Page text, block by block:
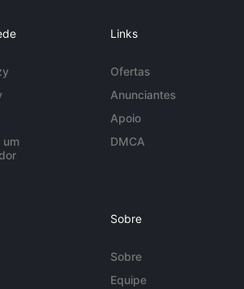
um
Links
Ofertas
Anunciantes
Apoio
DMCA
Sobre
Sobre
Equipe